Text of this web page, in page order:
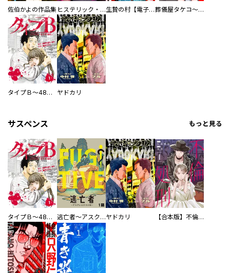
佐伯かよの作品集 ヒステリック・ハーレム～搾られる男と堕ちる女～【電子単行本版】 生贄の村【電子単行本版】 葬儀屋タケコ～あなたの最期、叶えます【電子単行本版】
タイプＢ～48時間後、致死率100％～【単話】 ヤドカリ
サスペンス もっと見る
タイプＢ～48時間後、致死率100％～【単話】 逃亡者～アスクレピオスの杖～ヤドカリ 【合本版】不倫処刑